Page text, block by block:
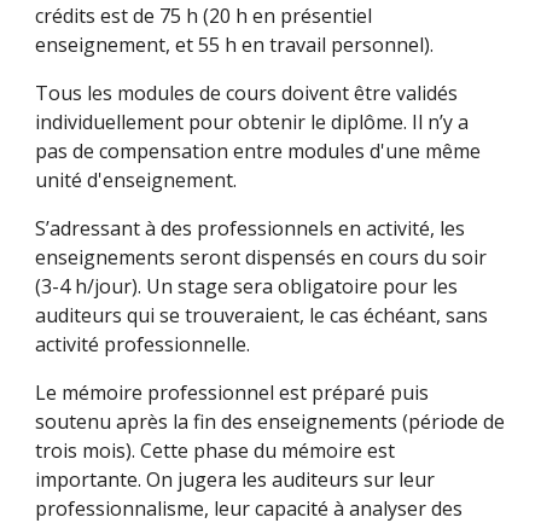
crédits est de 75 h (20 h en présentiel
enseignement, et 55 h en travail personnel).
Tous les modules de cours doivent être validés
individuellement pour obtenir le diplôme. Il n’y a
pas de compensation entre modules d'une même
unité d'enseignement.
S’adressant à des professionnels en activité, les
enseignements seront dispensés en cours du soir
(3-4 h/jour). Un stage sera obligatoire pour les
auditeurs qui se trouveraient, le cas échéant, sans
activité professionnelle.
Le mémoire professionnel est préparé puis
soutenu après la fin des enseignements (période de
trois mois). Cette phase du mémoire est
importante. On jugera les auditeurs sur leur
professionnalisme, leur capacité à analyser des